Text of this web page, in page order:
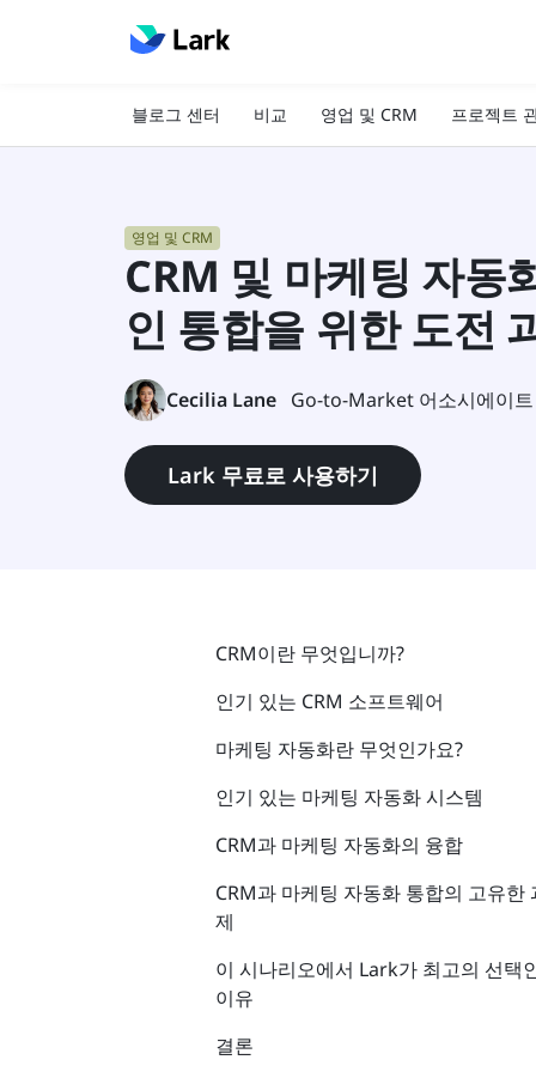
블로그 센터 비교 영업 및 CRM 프로젝트
영업 및 CRM
CRM 및 마케팅 자동
인 통합을 위한 도전
Cecilia Lane Go-to-Market 어소시에이트
Lark 무료로 사용하기
CRM이란 무엇입니까?
인기 있는 CRM 소프트웨어
마케팅 자동화란 무엇인가요?
인기 있는 마케팅 자동화 시스템
CRM과 마케팅 자동화의 융합
CRM과 마케팅 자동화 통합의 고유한
제
이 시나리오에서 Lark가 최고의 선택
이유
결론